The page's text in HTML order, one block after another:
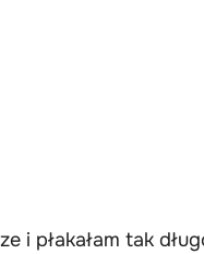
i płakałam tak